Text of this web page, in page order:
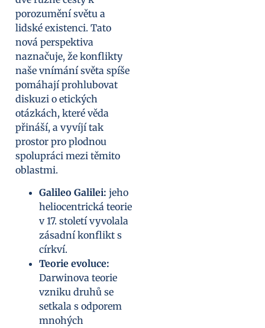
porozumění světu a
lidské existenci. Tato
nová perspektiva
naznačuje, že konflikty
naše vnímání světa spíše
pomáhají prohlubovat
diskuzi o etických
otázkách, které věda
přináší, a vyvíjí tak
prostor pro plodnou
spolupráci mezi těmito
oblastmi.
Galileo Galilei: jeho
heliocentrická teorie
v 17. století vyvolala
zásadní konflikt s
církví.
Teorie evoluce:
Darwinova teorie
vzniku druhů se
setkala s odporem
mnohých